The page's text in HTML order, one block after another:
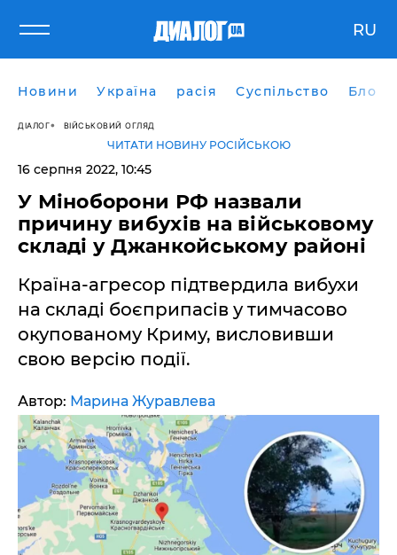
RU
Новини Україна расія Суспільство Блоги
ДІАЛОГ ВІЙСЬКОВИЙ ОГЛЯД
ЧИТАТИ НОВИНУ РОСІЙСЬКОЮ
16 серпня 2022, 10:45
У Міноборони РФ назвали
причину вибухів на військовому
складі у Джанкойському районі
Країна-агресор підтвердила вибухи
на складі боєприпасів у тимчасово
окупованому Криму, висловивши
свою версію події.
Автор: Марина Журавлева